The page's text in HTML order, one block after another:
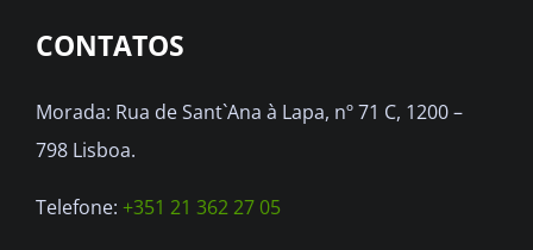
may
chosen
on
the
CONTATOS
Morada: Rua de Sant`Ana à Lapa, nº 71 C, 1200 –
798 Lisboa.
Telefone: +351 21 362 27 05